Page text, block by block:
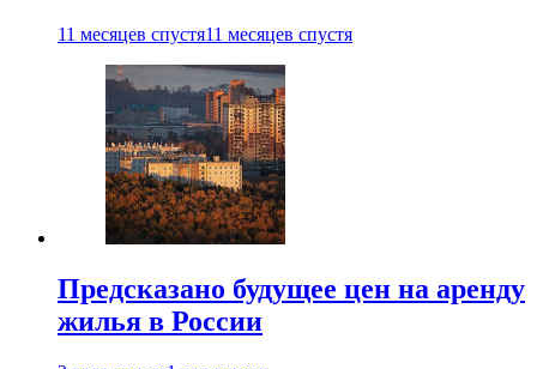
11 месяцев спустя11 месяцев спустя
Предсказано будущее цен на аренду
жилья в России